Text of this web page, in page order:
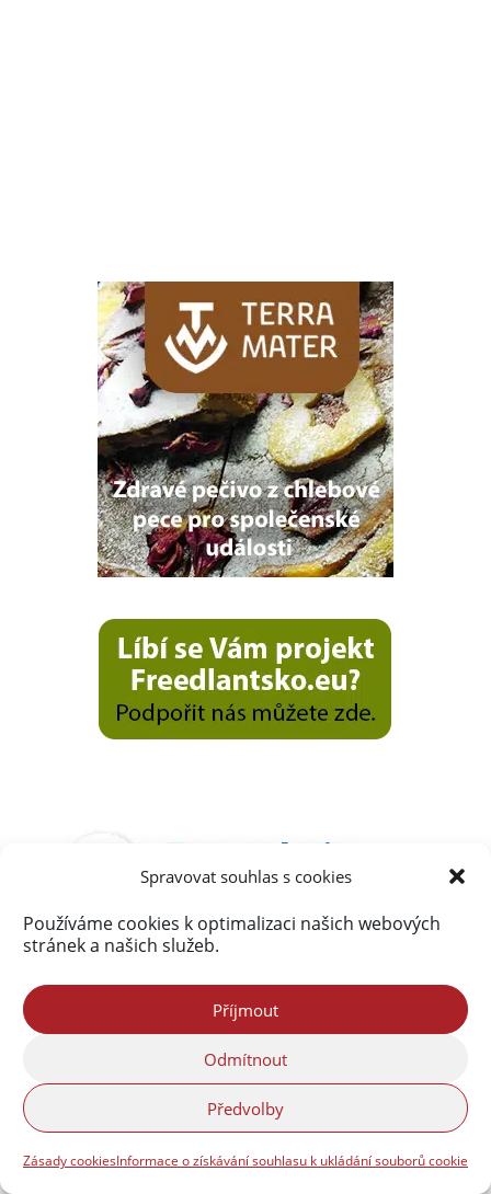
Spravovat souhlas s cookies
Používáme cookies k optimalizaci našich webových
stránek a našich služeb.
Příjmout
Odmítnout
Předvolby
Zásady cookiesInformace o získávání souhlasu k ukládání souborů cookie